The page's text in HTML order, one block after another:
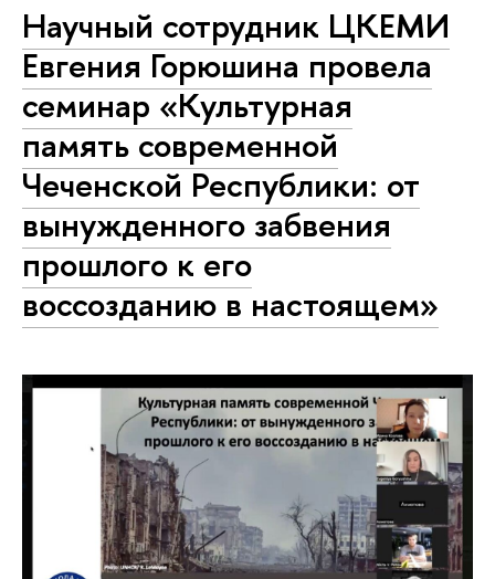
Научный сотрудник ЦКЕМИ
Евгения Горюшина провела
семинар «Культурная
память современной
Чеченской Республики: от
вынужденного забвения
прошлого к его
воссозданию в настоящем»